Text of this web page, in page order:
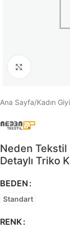
Ana Sayfa/Kadın
Neden Tekstil
Detaylı Triko
BEDEN
Standart
RENK